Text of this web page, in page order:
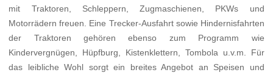
mit Traktoren, Schleppern, Zugmaschienen, PKWs und
Motorrädern freuen. Eine Trecker-Ausfahrt sowie Hindernisfahrten
der Traktoren gehören ebenso zum Programm wie
Kindervergnügen, Hüpfburg, Kistenklettern, Tombola u.v.m. Für
das leibliche Wohl sorgt ein breites Angebot an Speisen und